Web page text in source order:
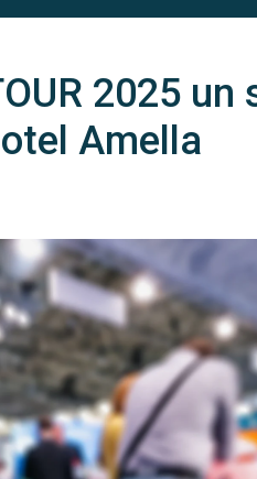
2025 un
Amella